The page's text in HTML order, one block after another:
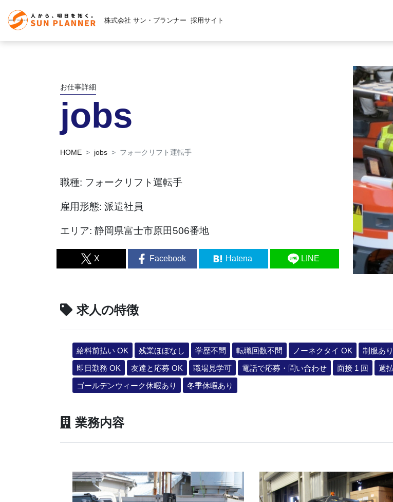
株式会社 サン・プランナー 採用サイト
お仕事詳細
jobs
HOME jobs フォークリフト運転手
職種: フォークリフト運転手
雇用形態: 派遣社員
エリア: 静岡県富士市原田506番地
X Facebook Hatena LINE
求人の特徴
給料前払い OK 残業ほぼなし 学歴不問 転職回数不問 ノーネクタイ OK 制服あり
即日勤務 OK
友達と応募 OK 職場見学可 電話で応募・問い合わせ 面接 1 回 週
ゴールデンウィーク休暇あり
冬季休暇あり
業務内容